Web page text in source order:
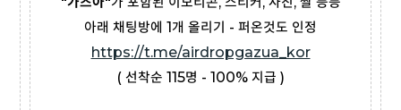
아래 채팅방에 1개 올리기 - 퍼온것도 인정
https://t.me/airdropgazua_kor
( 선착순 115명 - 100% 지급 )